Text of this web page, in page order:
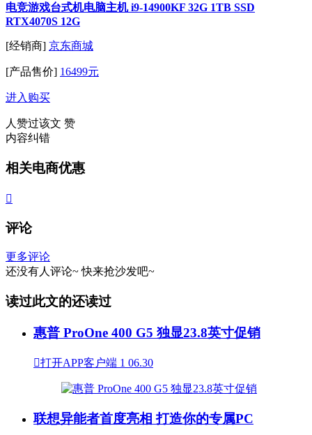
电竞游戏台式机电脑主机 i9-14900KF 32G 1TB SSD
RTX4070S 12G
[经销商] 京东商城
[产品售价] 16499元
进入购买
人赞过该文 赞
内容纠错
相关电商优惠

评论
更多评论
还没有人评论~ 快来抢沙发吧~
读过此文的还读过
惠普 ProOne 400 G5 独显23.8英寸促销
打开APP客户端 1 06.30
联想异能者首度亮相 打造你的专属PC